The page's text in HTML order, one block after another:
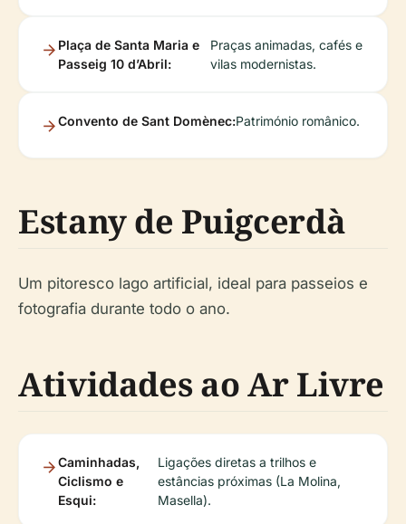
Plaça de Santa Maria e
Passeig 10 d’Abril:
Praças animadas, cafés e
vilas modernistas.
Convento de Sant Domènec:Património românico.
Estany de Puigcerdà
Um pitoresco lago artificial, ideal para passeios e
fotografia durante todo o ano.
Atividades ao Ar Livre
Caminhadas,
Ciclismo e
Esqui:
Ligações diretas a trilhos e
estâncias próximas (La Molina,
Masella).